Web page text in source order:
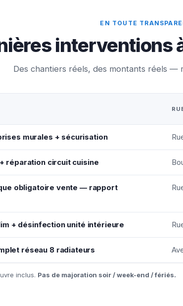
EN TOUTE
interventions
Des chantiers réels, des montants réels —
murales + sécurisation
réparation circuit cuisine
obligatoire vente — rapport
+ désinfection unité intérieure
réseau 8 radiateurs
inclus. Pas de majoration soir / week-end / fériés.